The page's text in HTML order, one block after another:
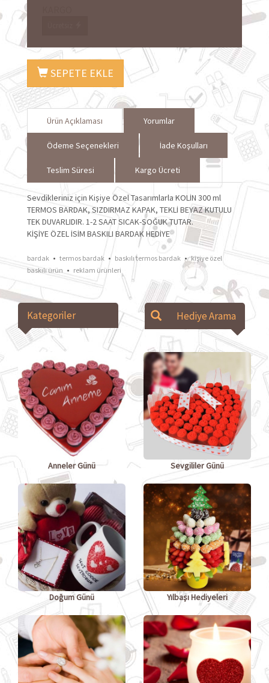
SEPETE EKLE
Ürün Açıklaması Yorumlar
Ödeme Seçenekleri İade Koşulları
Teslim Süresi Kargo Ücreti
Sevdikleriniz için Kişiye Özel Tasarımlarla KOLİN 300 ml
TERMOS BARDAK, SIZDIRMAZ KAPAK, TEKLİ BEYAZ KUTULU
TEK DUVARLIDIR. 1-2 SAAT SICAK-SOĞUK TUTAR.
KİŞİYE ÖZEL İSİM BASKILI BARDAK HEDİYE
bardak • termos bardak • baskılı termos bardak •kişiye özel
baskılı ürün • reklam ürünleri
Kategoriler
Anneler Günü Sevgililer Günü
Doğum Günü Yılbaşı Hediyeleri